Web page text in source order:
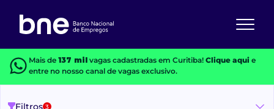
Mais de 137 milvagas cadastradas em Curitiba! Clique aquie
entre no nosso canal de vagas exclusivo.
Filtros 3